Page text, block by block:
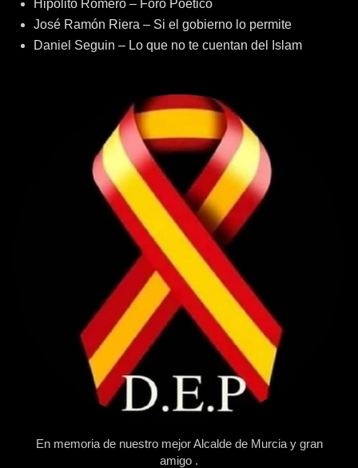
Hipólito Romero – Foro Poético
José Ramón Riera – Si el gobierno lo permite
Daniel Seguin – Lo que no te cuentan del Islam
En memoria de nuestro mejor Alcalde de Murcia y gran
amigo .